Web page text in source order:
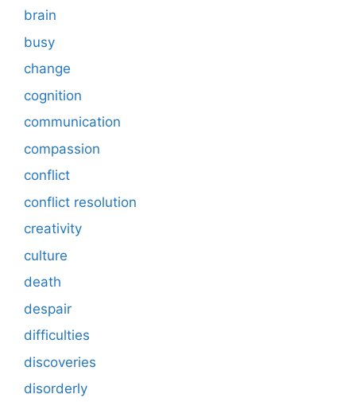
brain
busy
change
cognition
communication
compassion
conflict
conflict resolution
creativity
culture
death
despair
difficulties
discoveries
disorderly